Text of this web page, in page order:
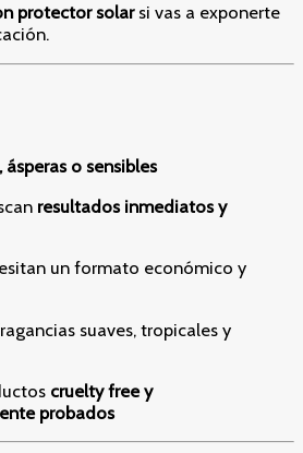
protector solarsi vas a exponerte
ásperas o sensibles
resultados inmediatos y
un formato económico y
suaves, tropicales y
cruelty free y
probados